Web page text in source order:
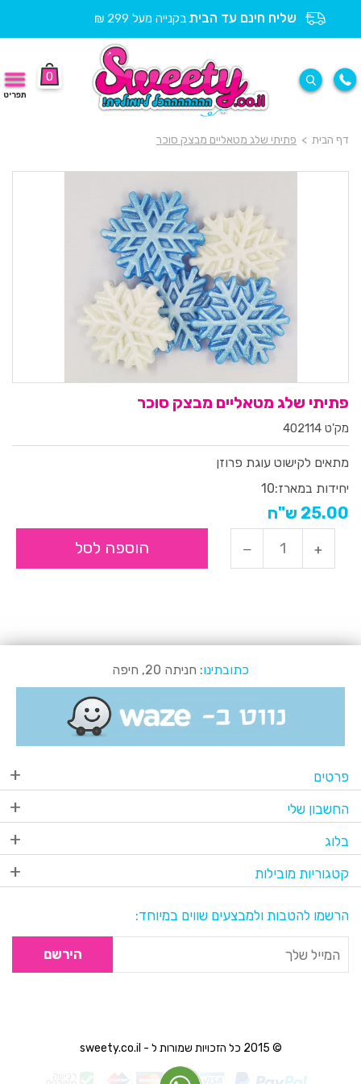
שליח חינם עד הבית בקנייה מעל 299 ₪
0
תפריט
דף הבית > פתיתי שלג מטאליים מבצק סוכר
פתיתי שלג מטאליים מבצק סוכר
מק'ט 402114
מתאים לקישוט עוגת פרוזן
יחידות במארז:10
25.00 ש"ח
הוספה לסל
כתובתינו: חניתה 20, חיפה
פרטים
החשבון שלי
בלוג
קטגוריות מובילות
הרשמו להטבות ולמבצעים שווים במיוחד:
הירשם
© 2015 כל הזכויות שמורות ל - sweety.co.il